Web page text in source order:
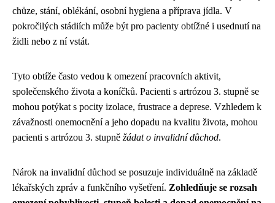
chůze, stání, oblékání, osobní hygiena a příprava jídla. V
pokročilých stádiích může být pro pacienty obtížné i usednutí na
židli nebo z ní vstát.
Tyto obtíže často vedou k omezení pracovních aktivit,
společenského života a koníčků. Pacienti s artrózou 3. stupně se
mohou potýkat s pocity izolace, frustrace a deprese. Vzhledem k
závažnosti onemocnění a jeho dopadu na kvalitu života, mohou
pacienti s artrózou 3. stupně žádat o invalidní důchod.
Nárok na invalidní důchod se posuzuje individuálně na základě
lékařských zpráv a funkčního vyšetření. Zohledňuje se rozsah